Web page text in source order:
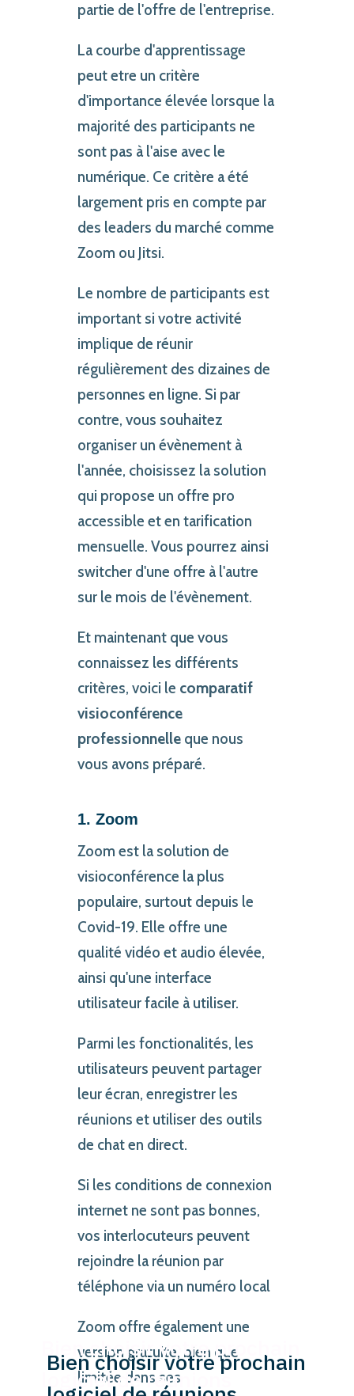
Bien choisir votre prochain
logiciel de réunions
partie de l'offre de l'entreprise.
La courbe d'apprentissage
peut etre un critère
d'importance élevée lorsque la
majorité des participants ne
sont pas à l'aise avec le
numérique. Ce critère a été
largement pris en compte par
des leaders du marché comme
Zoom ou Jitsi.
Le nombre de participants est
important si votre activité
implique de réunir
régulièrement des dizaines de
personnes en ligne. Si par
contre, vous souhaitez
organiser un évènement à
l'année, choisissez la solution
qui propose un offre pro
accessible et en tarification
mensuelle. Vous pourrez ainsi
switcher d'une offre à l'autre
sur le mois de l'évènement.
Et maintenant que vous
connaissez les différents
critères, voici le comparatif
visioconférence
professionnelle que nous
vous avons préparé.
1. Zoom
Zoom est la solution de
visioconférence la plus
populaire, surtout depuis le
Covid-19. Elle offre une
qualité vidéo et audio élevée,
ainsi qu'une interface
utilisateur facile à utiliser.
Parmi les fonctionalités, les
utilisateurs peuvent partager
leur écran, enregistrer les
réunions et utiliser des outils
de chat en direct.
Si les conditions de connexion
internet ne sont pas bonnes,
vos interlocuteurs peuvent
rejoindre la réunion par
téléphone via un numéro local
Zoom offre également une
version gratuite, bien que
limitée dans ses